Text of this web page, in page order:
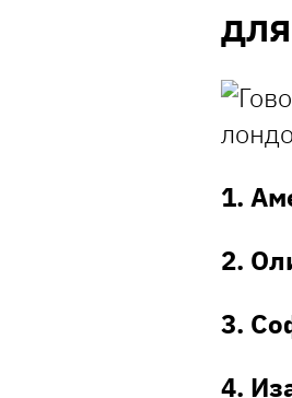
1.
2.
3.
4.